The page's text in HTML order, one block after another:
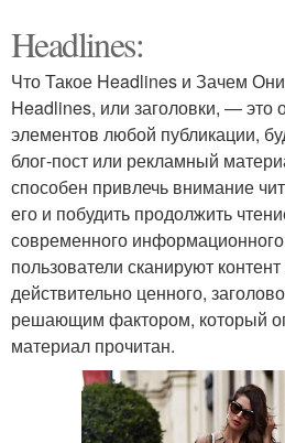
Headlines:
Что Такое Headlines и Зачем
Headlines, или заголовки, —
элементов любой публикации,
блог-пост или рекламный
способен привлечь внимание
его и побудить продолжить
современного информационного
пользователи сканируют
действительно ценного,
решающим фактором, который
материал прочитан.